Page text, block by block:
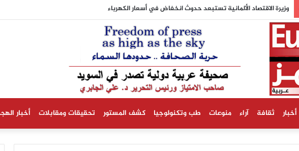
وزيرة الاقتصاد الألمانية تستبعد حدوث انخفاض في أسعار الكهرباء
أخبار ثقافة آراء منوعات طب وتكنولوجيا كشف المستور تحقيقات ومقابلات أخبار